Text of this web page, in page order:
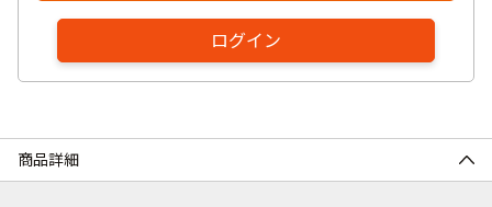
ログイン
商品詳細